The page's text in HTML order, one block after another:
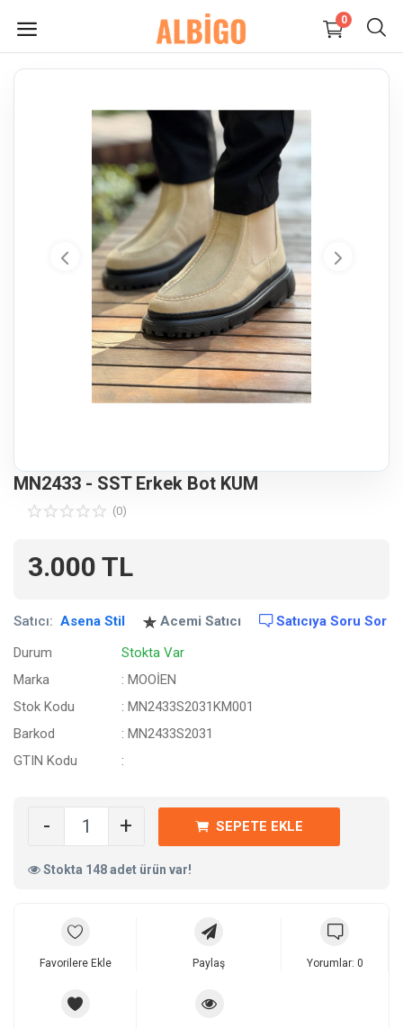
0
Süpermarket-Petshop
Anne & Çocuk
Otomotiv Yedek Parça & Aksesuar
Favoriler
Giriş Yap
MN2433 - SST Erkek Bot KUM
(0)
3.000 TL
Satıcı: Asena Stil Acemi Satıcı
Satıcıya Soru Sor
Durum
Stokta Var
Marka
: MOOİEN
Stok Kodu
: MN2433S2031KM001
Barkod
: MN2433S2031
GTIN Kodu
:
- + SEPETE EKLE
Stokta 148 adet ürün var!
Favorilere Ekle Paylaş Yorumlar: 0